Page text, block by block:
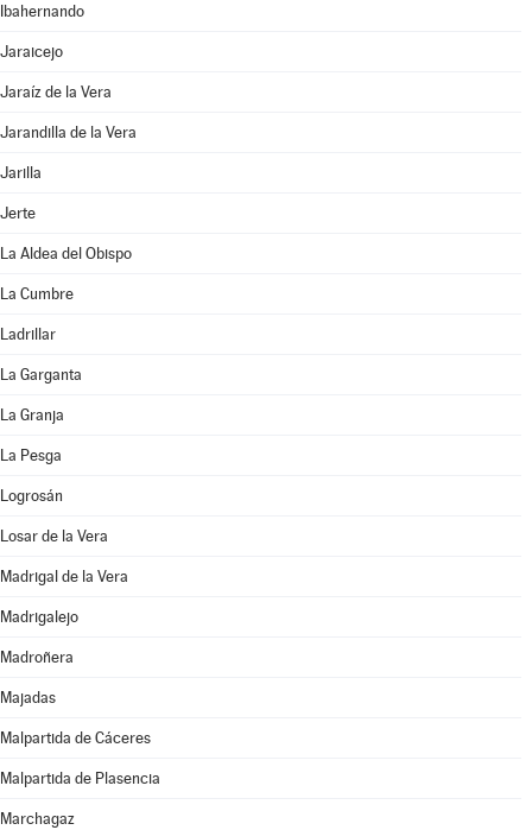
Ibahernando
Jaraicejo
Jaraíz de la Vera
Jarandilla de la Vera
Jarilla
Jerte
La Aldea del Obispo
La Cumbre
Ladrillar
La Garganta
La Granja
La Pesga
Logrosán
Losar de la Vera
Madrigal de la Vera
Madrigalejo
Madroñera
Majadas
Malpartida de Cáceres
Malpartida de Plasencia
Marchagaz